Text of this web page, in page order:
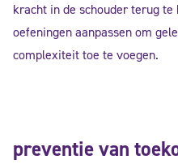
kracht in de schouder terug
oefeningen aanpassen om
complexiteit toe te voegen.
preventie van